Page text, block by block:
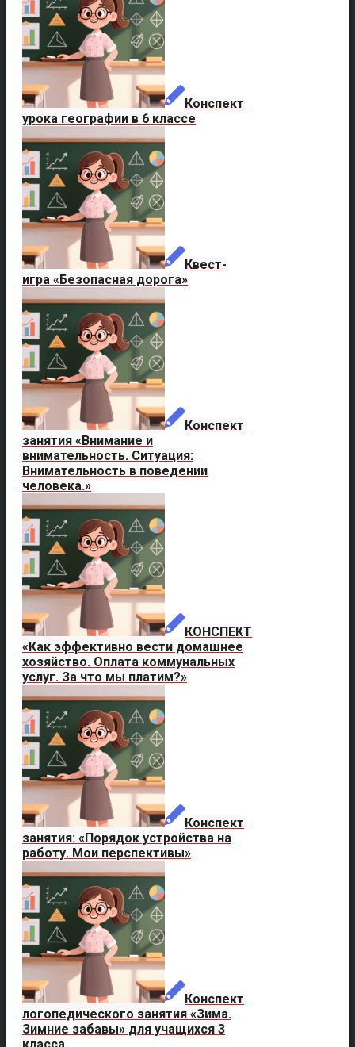
Конспект
урока географии в 6 классе
Квест-
игра «Безопасная дорога»
Конспект
занятия «Внимание и
внимательность. Ситуация:
Внимательность в поведении
человека.»
КОНСПЕКТ
«Как эффективно вести домашнее
хозяйство. Оплата коммунальных
услуг. За что мы платим?»
Конспект
занятия: «Порядок устройства на
работу. Мои перспективы»
Конспект
логопедического занятия «Зима.
Зимние забавы» для учащихся 3
класса